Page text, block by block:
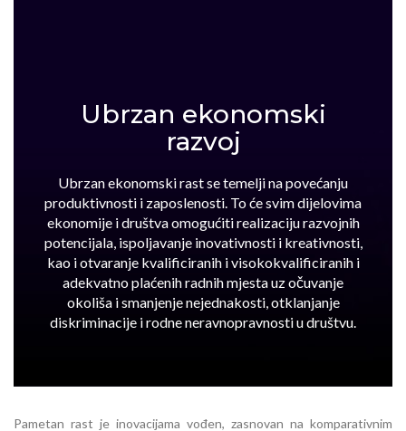
Ubrzan ekonomski
razvoj
Ubrzan ekonomski rast se temelji na povećanju
produktivnosti i zaposlenosti. To će svim dijelovima
ekonomije i društva omogućiti realizaciju razvojnih
potencijala, ispoljavanje inovativnosti i kreativnosti,
kao i otvaranje kvalificiranih i visokokvalificiranih i
adekvatno plaćenih radnih mjesta uz očuvanje
okoliša i smanjenje nejednakosti, otklanjanje
diskriminacije i rodne neravnopravnosti u društvu.
Pametan rast je inovacijama vođen, zasnovan na komparativnim